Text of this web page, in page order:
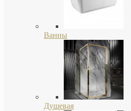
Ванны
Душевая